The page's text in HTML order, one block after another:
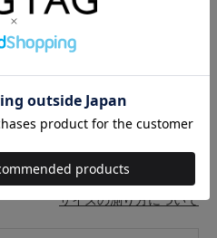
頭まわり
サイズの測り方について